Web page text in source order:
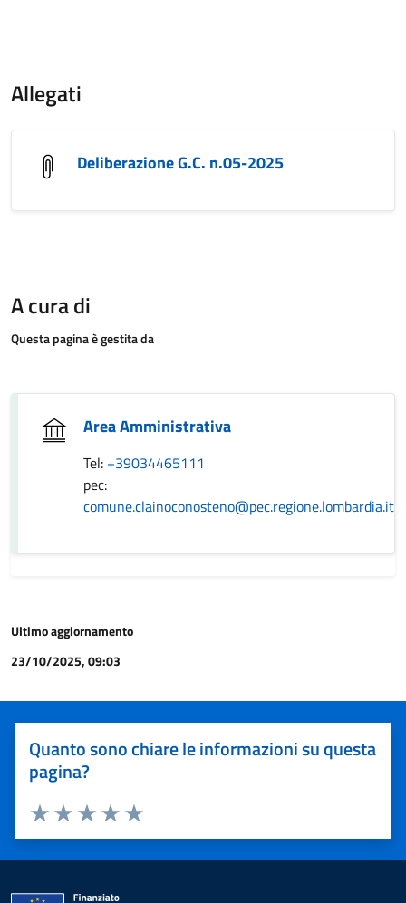
Allegati
Deliberazione G.C. n.05-2025
A cura di
Questa pagina è gestita da
Area Amministrativa
Tel: +39034465111
pec:
comune.clainoconosteno@pec.regione.lombardia.it
Ultimo aggiornamento
23/10/2025, 09:03
Quanto sono chiare le informazioni su questa
pagina?
Valuta 5 stelle su 5
Valuta 4 stelle su 5
Valuta 3 stelle su 5
Valuta 2 stelle su 5
Valuta 1 stelle su 5